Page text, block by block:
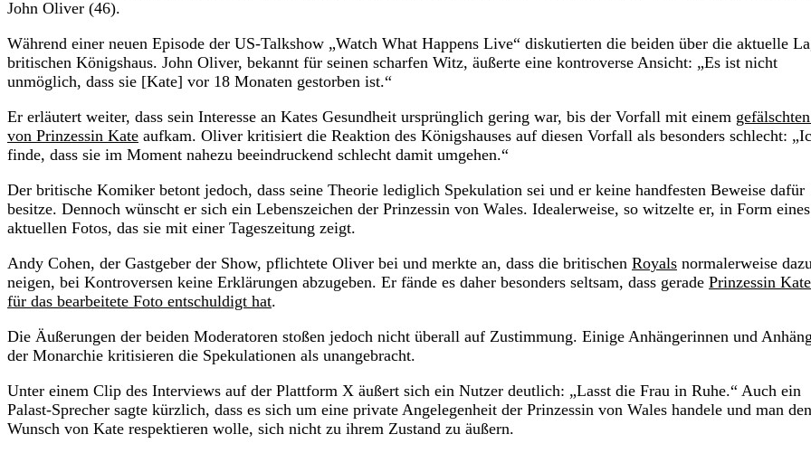
John Oliver (46).
Während einer neuen Episode der US-Talkshow „Watch What Happens Live“ diskutierten die beiden über die aktuelle
britischen Königshaus. John Oliver, bekannt für seinen scharfen Witz, äußerte eine kontroverse Ansicht: „Es ist nicht
unmöglich, dass sie [Kate] vor 18 Monaten gestorben ist.“
Er erläutert weiter, dass sein Interesse an Kates Gesundheit ursprünglich gering war, bis der Vorfall mit einem
von Prinzessin Kate aufkam. Oliver kritisiert die Reaktion des Königshauses auf diesen Vorfall als besonders schlecht:
finde, dass sie im Moment nahezu beeindruckend schlecht damit umgehen.“
Der britische Komiker betont jedoch, dass seine Theorie lediglich Spekulation sei und er keine handfesten Beweise dafür
besitze. Dennoch wünscht er sich ein Lebenszeichen der Prinzessin von Wales. Idealerweise, so witzelte er, in Form eines
aktuellen Fotos, das sie mit einer Tageszeitung zeigt.
Andy Cohen, der Gastgeber der Show, pflichtete Oliver bei und merkte an, dass die britischen Royals normalerweise dazu
neigen, bei Kontroversen keine Erklärungen abzugeben. Er fände es daher besonders seltsam, dass gerade Prinzessin
für das bearbeitete Foto entschuldigt hat.
Die Äußerungen der beiden Moderatoren stoßen jedoch nicht überall auf Zustimmung. Einige Anhängerinnen und
der Monarchie kritisieren die Spekulationen als unangebracht.
Unter einem Clip des Interviews auf der Plattform X äußert sich ein Nutzer deutlich: „Lasst die Frau in Ruhe.“ Auch ein
Palast-Sprecher sagte kürzlich, dass es sich um eine private Angelegenheit der Prinzessin von Wales handele und man den
Wunsch von Kate respektieren wolle, sich nicht zu ihrem Zustand zu äußern.